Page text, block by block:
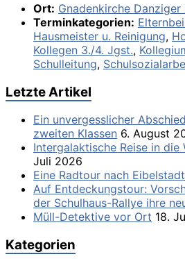
Ort: Gnadenkirche Danziger
Terminkategorien:
Hausmeister u. Reinigung,
Kollegen 3./4. Jgst.,
Schulleitung,
Letzte Artikel
Ein unvergesslicher
zweiten Klassen 6. August
Intergalaktische Reise in die
Juli 2026
Eine Radtour nach Eibelstadt
Auf Entdeckungstour:
der Schulhaus-Rallye ihre
Müll-Detektive vor Ort 18.
Kategorien